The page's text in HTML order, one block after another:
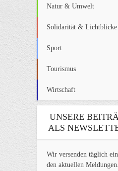
Natur & Umwelt
Solidarität & Lichtblicke
Sport
Tourismus
Wirtschaft
UNSERE
ALS
Wir versenden täglich
den aktuellen Meldungen.